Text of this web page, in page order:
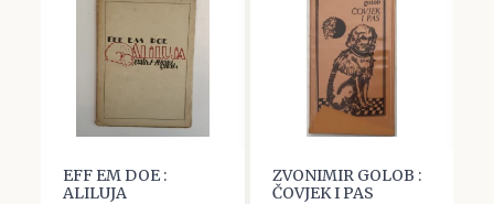
EFF EM DOE :
ALILUJA
ZVONIMIR GOLOB :
ČOVJEK I PAS